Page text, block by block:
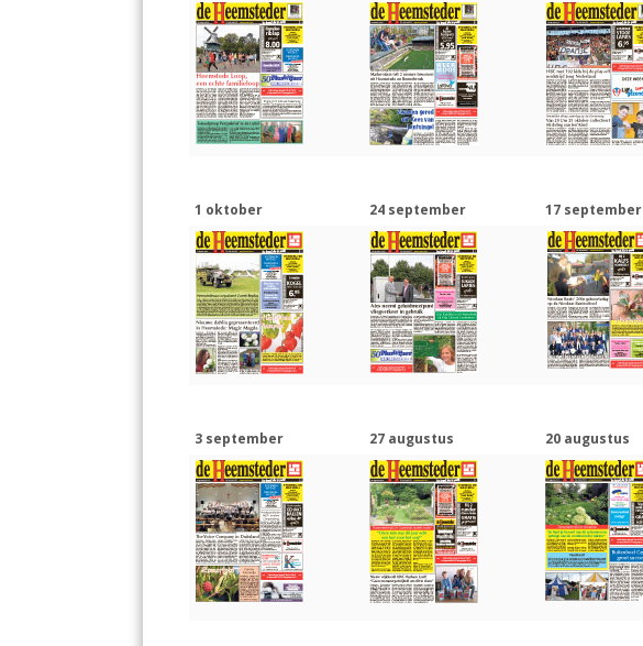
1 oktober 24 september 17 september
3 september 27 augustus 20 augustus